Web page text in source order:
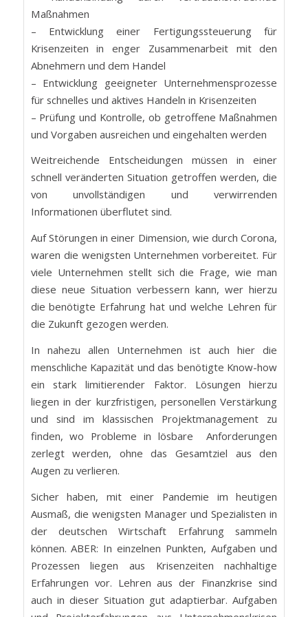
Maßnahmen
– Entwicklung einer Fertigungssteuerung für
Krisenzeiten in enger Zusammenarbeit mit den
Abnehmern und dem Handel
– Entwicklung geeigneter Unternehmensprozesse
für schnelles und aktives Handeln in Krisenzeiten
– Prüfung und Kontrolle, ob getroffene Maßnahmen
und Vorgaben ausreichen und eingehalten werden
Weitreichende Entscheidungen müssen in einer
schnell veränderten Situation getroffen werden, die
von unvollständigen und verwirrenden
Informationen überflutet sind.
Auf Störungen in einer Dimension, wie durch Corona,
waren die wenigsten Unternehmen vorbereitet. Für
viele Unternehmen stellt sich die Frage, wie man
diese neue Situation verbessern kann, wer hierzu
die benötigte Erfahrung hat und welche Lehren für
die Zukunft gezogen werden.
In nahezu allen Unternehmen ist auch hier die
menschliche Kapazität und das benötigte Know-how
ein stark limitierender Faktor. Lösungen hierzu
liegen in der kurzfristigen, personellen Verstärkung
und sind im klassischen Projektmanagement zu
finden, wo Probleme in lösbare Anforderungen
zerlegt werden, ohne das Gesamtziel aus den
Augen zu verlieren.
Sicher haben, mit einer Pandemie im heutigen
Ausmaß, die wenigsten Manager und Spezialisten in
der deutschen Wirtschaft Erfahrung sammeln
können. ABER: In einzelnen Punkten, Aufgaben und
Prozessen liegen aus Krisenzeiten nachhaltige
Erfahrungen vor. Lehren aus der Finanzkrise sind
auch in dieser Situation gut adaptierbar. Aufgaben